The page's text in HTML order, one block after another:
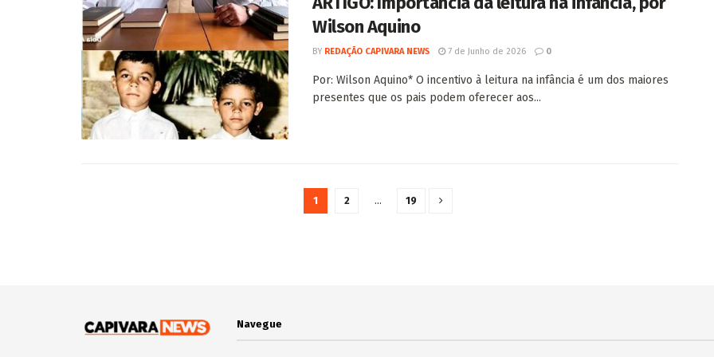
Wilson Aquino
BY REDAÇÃO CAPIVARA NEWS 7 de Junho de 2026 0
Por: Wilson Aquino* O incentivo à leitura na infância é um dos maiores
presentes que os pais podem oferecer aos...
1 2 … 19
Navegue